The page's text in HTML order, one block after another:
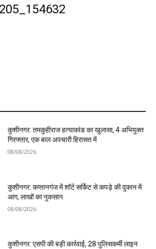
कुशीनगर: तमकुहीराज हत्याकांड का खुलासा, 4 अभियुक्त
गिरफ्तार, एक बाल अपचारी हिरासत में
08/08/2026
कुशीनगर: कप्तानगंज में शॉर्ट सर्किट से कपड़े की दुकान में
आग, लाखों का नुकसान
08/08/2026
कुशीनगर: एसपी की बड़ी कार्रवाई, 28 पुलिसकर्मी लाइन